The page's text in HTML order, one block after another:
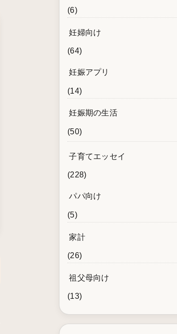
(6)
妊婦向け
(64)
妊娠アプリ
(14)
妊娠期の生活
(50)
子育てエッセイ
(228)
パパ向け
(5)
家計
(26)
祖父母向け
(13)